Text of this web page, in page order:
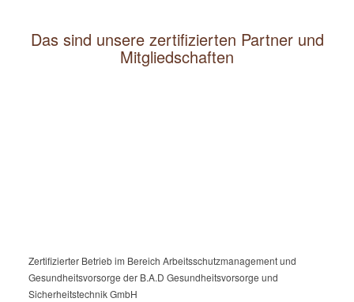
Das sind unsere zertifizierten Partner und
Mitgliedschaften
Zertifizierter Betrieb im Bereich Arbeitsschutzmanagement und
Gesundheitsvorsorge der B.A.D Gesundheitsvorsorge und
Sicherheitstechnik GmbH